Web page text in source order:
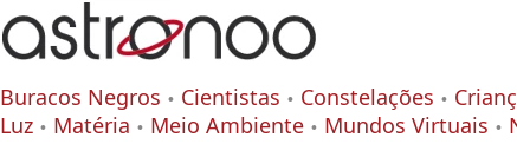
Buracos Negros Cientistas Constelações
Luz
Matéria Meio Ambiente Mundos Virtuais